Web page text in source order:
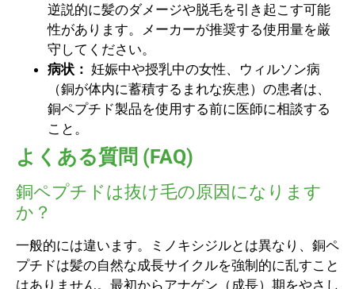
逆説的に髪のダメージや脱毛を引き起こす可能
性があります。メーカーが推奨する使用量を厳
守してください。
病状： 妊娠中や授乳中の女性、ウィルソン病
（銅が体内に蓄積するまれな疾患）の患者は、
銅ペプチド製品を使用する前に医師に相談する
こと。
よくある質問 (FAQ)
銅ペプチドは抜け毛の原因になります
か？
一般的には違います。ミノキシジルとは異なり、銅ペ
プチドは髪の自然な成長サイクルを強制的に乱すこと
はありません。最初からアナゲン（成長）期をやさし